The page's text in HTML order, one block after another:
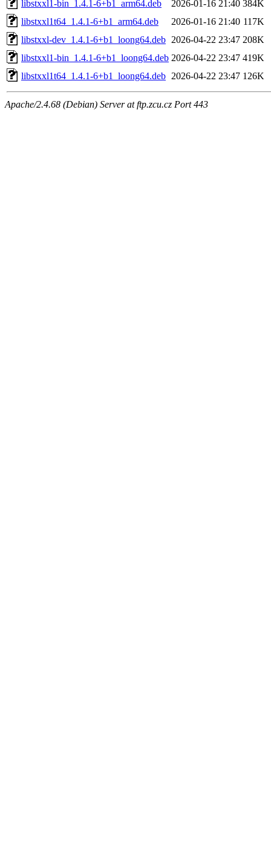
libstxxl1-bin_1.4.1-6+b1_arm64.deb 2026-01-16 21:40 384K
libstxxl1t64_1.4.1-6+b1_arm64.deb
2026-01-16 21:40 117K
libstxxl-dev_1.4.1-6+b1_loong64.deb 2026-04-22 23:47 208K
libstxxl1-bin_1.4.1-6+b1_loong64.deb 2026-04-22 23:47 419K
libstxxl1t64_1.4.1-6+b1_loong64.deb 2026-04-22 23:47 126K
Apache/2.4.68 (Debian) Server at ftp.zcu.cz Port 443